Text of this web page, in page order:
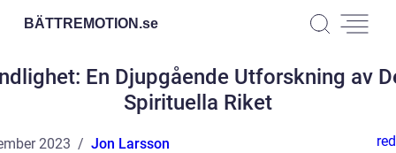
BÄTTREMOTION.se
En Djupgående Utforskning av
Spirituella Riket
2023 Jon Larsson